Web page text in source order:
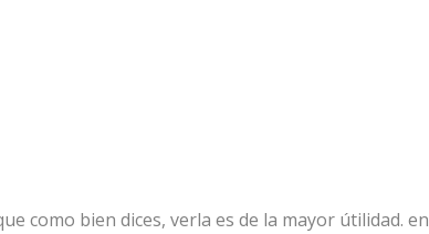
como bien dices, verla es de la mayor útilidad. en